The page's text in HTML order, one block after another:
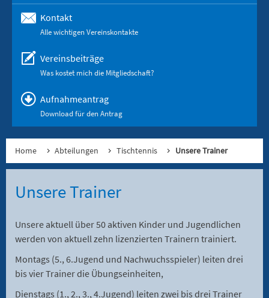
Kontakt
Alle wichtigen Vereinskontakte
Vereinsbeiträge
Was kostet mich die Mitgliedschaft?
Aufnahmeantrag
Download für den Antrag
Home Abteilungen Tischtennis Unsere Trainer
Unsere Trainer
Unsere aktuell über 50 aktiven Kinder und Jugendlichen
werden von aktuell zehn lizenzierten Trainern trainiert.
Montags (5., 6.Jugend und Nachwuchsspieler) leiten drei
bis vier Trainer die Übungseinheiten,
Dienstags (1., 2., 3., 4.Jugend) leiten zwei bis drei Trainer